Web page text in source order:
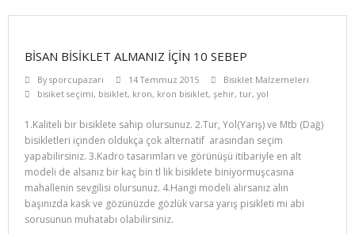
BISAN BISIKLET ALMANIZ İÇIN 10 SEBEP
Bysporcupazari 14 Temmuz 2015
Bisiklet Malzemeleri
bisiket seçimi, bisiklet, kron, kron bisiklet, şehir, tur, yol
1.Kaliteli bir bisiklete sahip olursunuz. 2.Tur, Yol(Yarış) ve Mtb (Dağ)
bisikletleri içinden oldukça çok alternatif arasından seçim
yapabilirsiniz. 3.Kadro tasarımları ve görünüşü itibariyle en alt
modeli de alsanız bir kaç bin tl lik bisiklete biniyormuşcasına
mahallenin sevgilisi olursunuz. 4.Hangi modeli alırsanız alın
başınızda kask ve gözünüzde gözlük varsa yarış pisikleti mi abi
sorusunun muhatabı olabilirsiniz.